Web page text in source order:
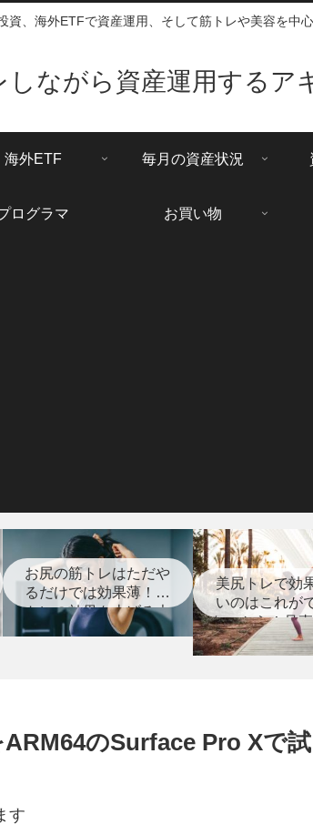
資、海外ETFで資産運用、そして筋トレや美容を中
しながら資産運用するア
海外ETF 毎月の資産状況
ログラマ お買い物
お尻の筋トレはただや
るだけでは効果薄！筋
トレの効果を上げる大
切な事とは？
美尻トレで効
いのはこれが
ないから！見
つのポイン
レ】
のSurface Pro Xで
す